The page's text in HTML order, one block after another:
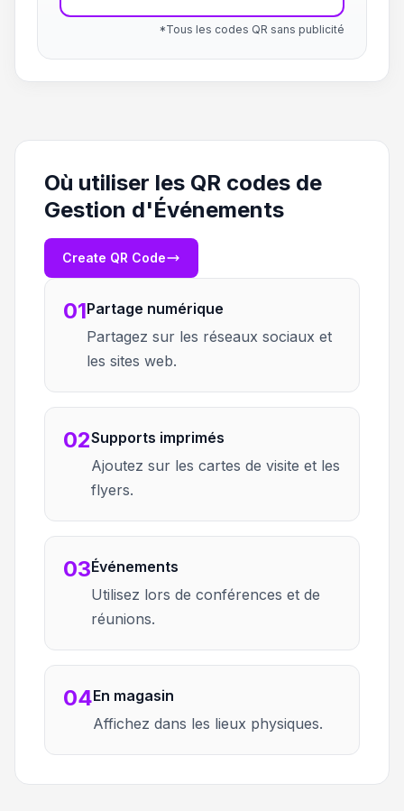
*Tous les codes QR sans publicité
Où utiliser les QR codes de
Gestion d'Événements
Create QR Code
01Partage numérique
Partagez sur les réseaux sociaux et
les sites web.
02Supports imprimés
Ajoutez sur les cartes de visite et les
flyers.
03Événements
Utilisez lors de conférences et de
réunions.
04En magasin
Affichez dans les lieux physiques.